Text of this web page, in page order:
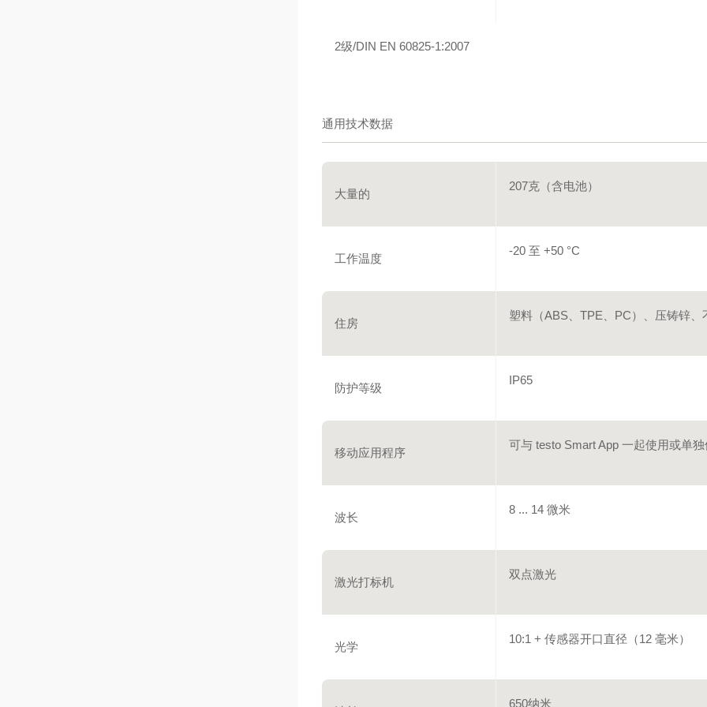
2级/DIN EN 60825-1:2007
通用技术数据
大量的
207克（含电池）
工作温度
-20 至 +50 °C
住房
塑料（ABS、TPE、PC）、压铸锌、
防护等级
IP65
移动应用程序
可与 testo Smart App 一起使用或单
波长
8 ... 14 微米
激光打标机
双点激光
光学
10:1 + 传感器开口直径（12 毫米）
650纳米